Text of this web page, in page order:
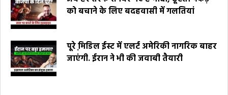
को बचाने के लिए बदहवासी में गलतियां
पूरे मि़डिल ईस्ट में एलर्ट अमेरिकी नागरिक बाहर
जाएंगी. ईरान ने भी की जवाबी तैयारी